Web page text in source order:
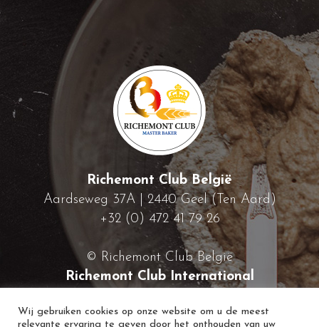
Richemont Club België
Aardseweg 37A | 2440 Geel (Ten Aard)
+32 (0) 472 41 79 26
© Richemont Club België
Richemont Club International
Wij gebruiken cookies op onze website om u de meest
relevante ervaring te geven door het onthouden van uw